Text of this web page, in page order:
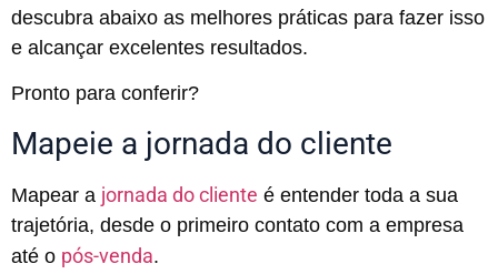
descubra abaixo as melhores práticas para fazer isso
e alcançar excelentes resultados.
Pronto para conferir?
Mapeie a jornada do cliente
Mapear a jornada do cliente é entender toda a sua
trajetória, desde o primeiro contato com a empresa
até o pós-venda.